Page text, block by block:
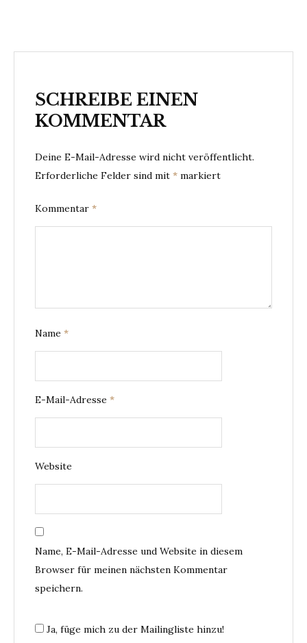
SCHREIBE EINEN
KOMMENTAR
Deine E-Mail-Adresse wird nicht veröffentlicht.
Erforderliche Felder sind mit * markiert
Kommentar *
Name *
E-Mail-Adresse *
Website
Name, E-Mail-Adresse und Website in diesem
Browser für meinen nächsten Kommentar
speichern.
Ja, füge mich zu der Mailingliste hinzu!